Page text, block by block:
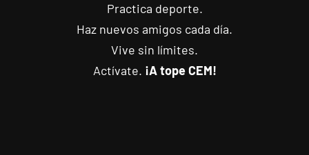
Practica deporte.
Haz nuevos amigos cada día.
Vive sin límites.
Actívate. ¡A tope CEM!